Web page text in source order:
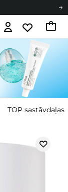
TOP sastāvdaļas